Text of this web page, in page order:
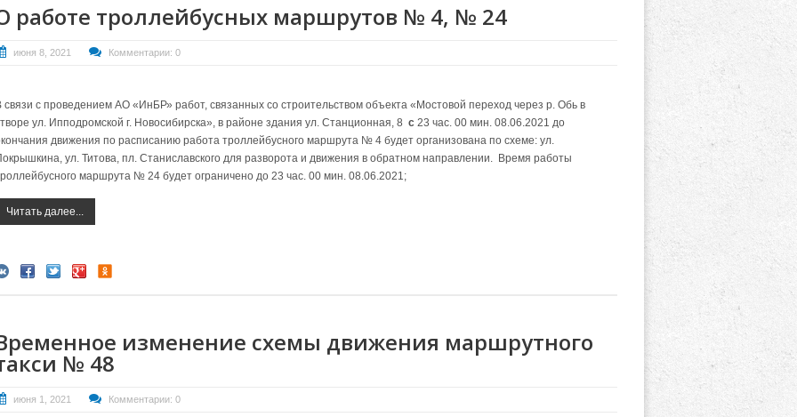
работе троллейбусных маршрутов № 4, № 24
июня 8, 2021 Комментарии: 0
связи с проведением АО «ИнБР» работ, связанных со строительством объекта «Мостовой переход через р. Обь в
ул. Ипподромской г. Новосибирска», в районе здания ул. Станционная, 8 с 23 час. 00 мин. 08.06.2021 до
движения по расписанию работа троллейбусного маршрута № 4 будет организована по схеме: ул.
ул. Титова, пл. Станиславского для разворота и движения в обратном направлении. Время работы
маршрута № 24 будет ограничено до 23 час. 00 мин. 08.06.2021;
Читать далее...
изменение схемы движения маршрутного
№ 48
июня 1, 2021 Комментарии: 0